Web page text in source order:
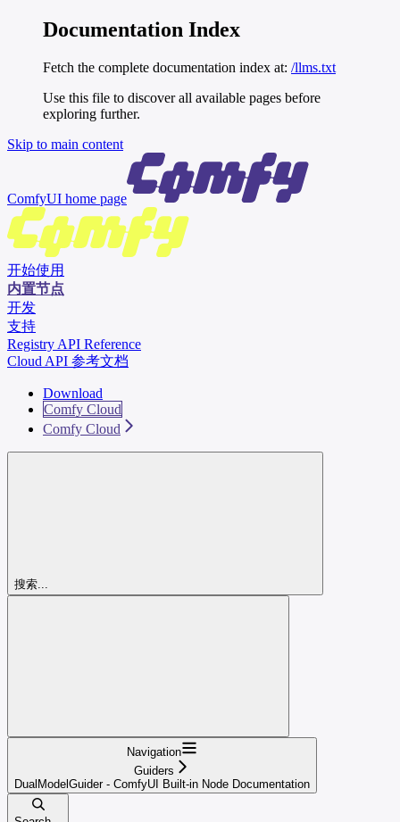
Documentation Index
Fetch the complete documentation index at: /llms.txt
Use this file to discover all available pages before
exploring further.
Skip to main content
ComfyUI home page
开始使用
内置节点
开发
支持
Registry API Reference
Cloud API 参考文档
Download
Comfy Cloud
Comfy Cloud
搜索...
Navigation
Guiders
DualModelGuider - ComfyUI Built-in Node Documentation